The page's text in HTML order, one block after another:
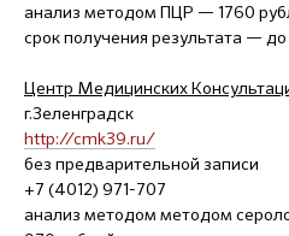
анализ методом ПЦР — 1760
срок получения результата —
Центр Медицинских
г.Зеленградск
http://cmk39.ru/
без предварительной записи
+7 (4012) 971-707
анализ методом методом